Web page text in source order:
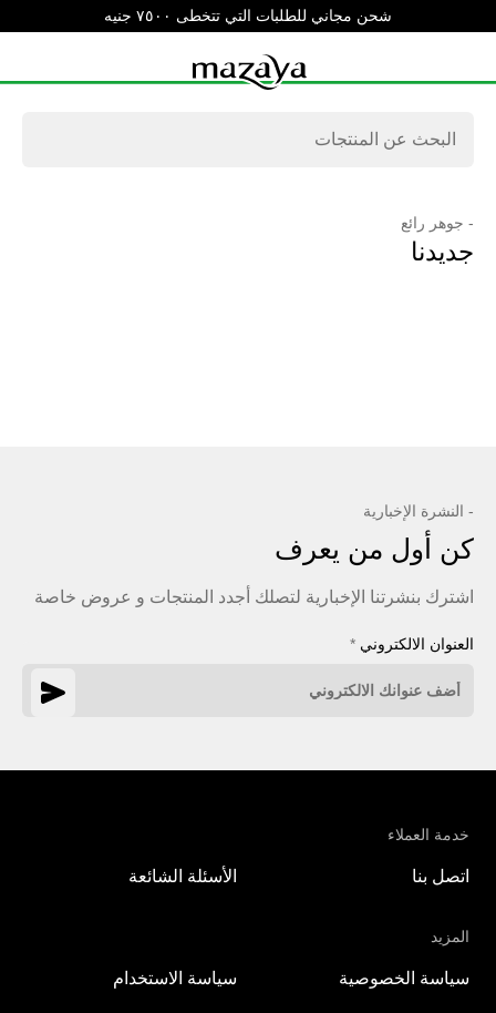
شحن مجاني للطلبات التي تتخطى ٧٥٠٠ جنيه
- جوهر رائع
جديدنا
- النشرة الإخبارية
كن أول من يعرف
اشترك بنشرتنا الإخبارية لتصلك أجدد المنتجات و عروض خاصة
العنوان الالكتروني *
خدمة العملاء
اتصل بنا الأسئلة الشائعة
المزيد
سياسة الخصوصية سياسة الاستخدام